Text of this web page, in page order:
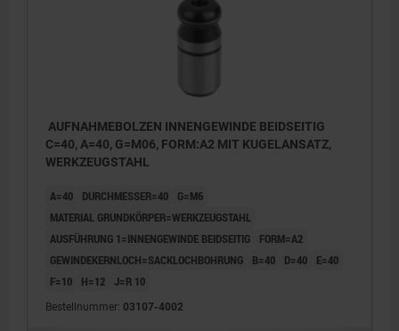
AUFNAHMEBOLZEN INNENGEWINDE BEIDSEITIG
C=40, A=40, G=M06, FORM:A2 MIT KUGELANSATZ,
WERKZEUGSTAHL
A=40 DURCHMESSER=40
G=M6
MATERIAL GRUNDKÖRPER=WERKZEUGSTAHL
AUSFÜHRUNG 1=INNENGEWINDE BEIDSEITIG
FORM=A2
GEWINDEKERNLOCH=SACKLOCHBOHRUNG
B=40 D=40
E=40
F=10
H=12 J=R 10
Bestellnummer: 03107-4002